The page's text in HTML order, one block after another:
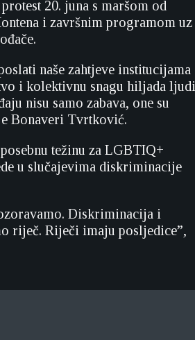
20. juna s maršom od
i završnim programom uz
naše zahtjeve institucijama
i kolektivnu snagu hiljada ljudi
nisu samo zabava, one su
Bonaveri Tvrtković.
težinu za LGBTIQ+
u slučajevima diskriminacije
Diskriminacija i
riječ. Riječi imaju posljedice”,